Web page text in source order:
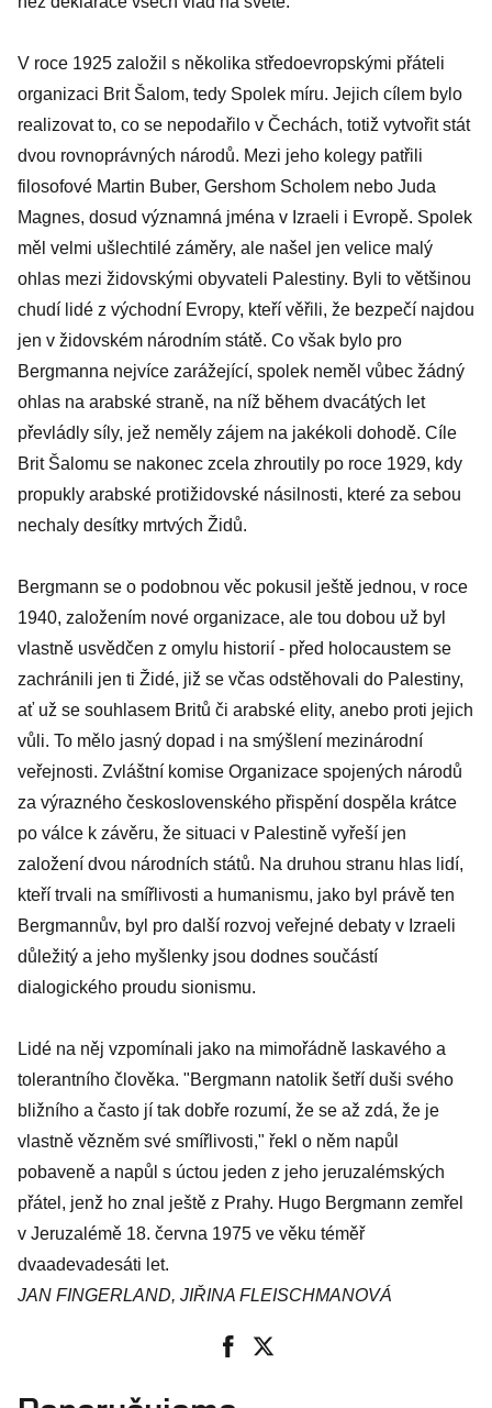
V roce 1925 založil s několika středoevropskými přáteli
organizaci Brit Šalom, tedy Spolek míru. Jejich cílem bylo
realizovat to, co se nepodařilo v Čechách, totiž vytvořit stát
dvou rovnoprávných národů. Mezi jeho kolegy patřili
filosofové Martin Buber, Gershom Scholem nebo Juda
Magnes, dosud významná jména v Izraeli i Evropě. Spolek
měl velmi ušlechtilé záměry, ale našel jen velice malý
ohlas mezi židovskými obyvateli Palestiny. Byli to většinou
chudí lidé z východní Evropy, kteří věřili, že bezpečí najdou
jen v židovském národním státě. Co však bylo pro
Bergmanna nejvíce zarážející, spolek neměl vůbec žádný
ohlas na arabské straně, na níž během dvacátých let
převládly síly, jež neměly zájem na jakékoli dohodě. Cíle
Brit Šalomu se nakonec zcela zhroutily po roce 1929, kdy
propukly arabské protižidovské násilnosti, které za sebou
nechaly desítky mrtvých Židů.
Bergmann se o podobnou věc pokusil ještě jednou, v roce
1940, založením nové organizace, ale tou dobou už byl
vlastně usvědčen z omylu historií - před holocaustem se
zachránili jen ti Židé, již se včas odstěhovali do Palestiny,
ať už se souhlasem Britů či arabské elity, anebo proti jejich
vůli. To mělo jasný dopad i na smýšlení mezinárodní
veřejnosti. Zvláštní komise Organizace spojených národů
za výrazného československého přispění dospěla krátce
po válce k závěru, že situaci v Palestině vyřeší jen
založení dvou národních států. Na druhou stranu hlas lidí,
kteří trvali na smířlivosti a humanismu, jako byl právě ten
Bergmannův, byl pro další rozvoj veřejné debaty v Izraeli
důležitý a jeho myšlenky jsou dodnes součástí
dialogického proudu sionismu.
Lidé na něj vzpomínali jako na mimořádně laskavého a
tolerantního člověka. "Bergmann natolik šetří duši svého
bližního a často jí tak dobře rozumí, že se až zdá, že je
vlastně vězněm své smířlivosti," řekl o něm napůl
pobaveně a napůl s úctou jeden z jeho jeruzalémských
přátel, jenž ho znal ještě z Prahy. Hugo Bergmann zemřel
v Jeruzalémě 18. června 1975 ve věku téměř
dvaadevadesáti let.
JAN FINGERLAND, JIŘINA FLEISCHMANOVÁ